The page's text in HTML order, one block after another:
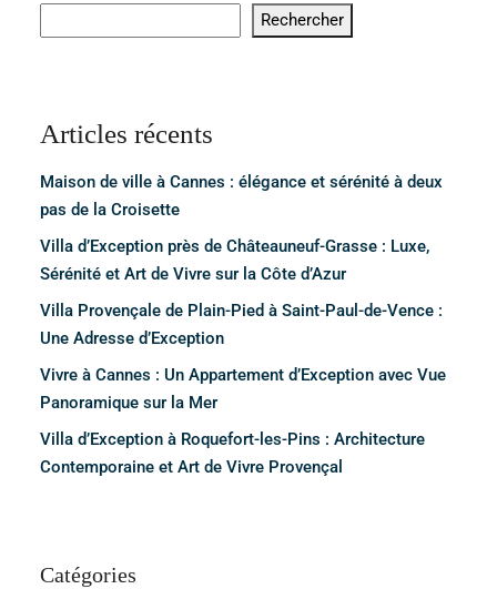
Rechercher
Articles récents
Maison de ville à Cannes : élégance et sérénité à deux
pas de la Croisette
Villa d’Exception près de Châteauneuf-Grasse : Luxe,
Sérénité et Art de Vivre sur la Côte d’Azur
Villa Provençale de Plain-Pied à Saint-Paul-de-Vence :
Une Adresse d’Exception
Vivre à Cannes : Un Appartement d’Exception avec Vue
Panoramique sur la Mer
Villa d’Exception à Roquefort-les-Pins : Architecture
Contemporaine et Art de Vivre Provençal
Catégories